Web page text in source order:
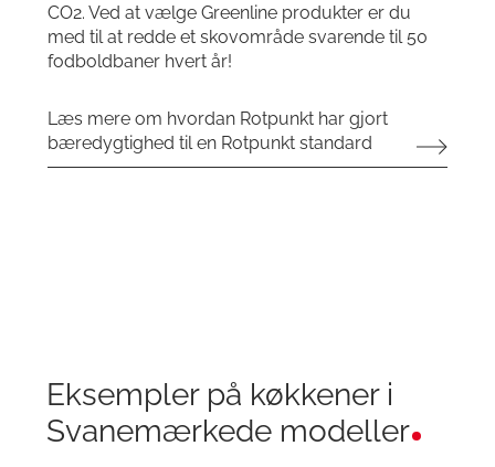
CO2. Ved at vælge Greenline produkter er du
med til at redde et skovområde svarende til 50
fodboldbaner hvert år!
Læs mere om hvordan Rotpunkt har gjort
bæredygtighed til en Rotpunkt standard
Eksempler på køkkener i
Svanemærkede modeller